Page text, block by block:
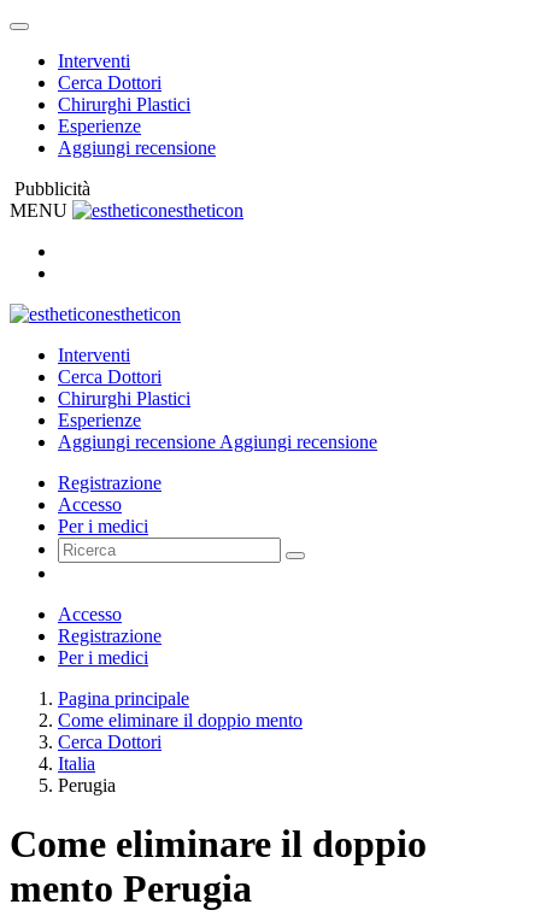
Interventi
Cerca Dottori
Chirurghi Plastici
Esperienze
Aggiungi recensione
Pubblicità
MENU
estheticon
estheticon
Interventi
Cerca Dottori
Chirurghi Plastici
Esperienze
Aggiungi recensione Aggiungi recensione
Registrazione
Accesso
Per i medici
Accesso
Registrazione
Per i medici
Pagina principale
Come eliminare il doppio mento
Cerca Dottori
Italia
Perugia
Come eliminare il doppio
mento Perugia